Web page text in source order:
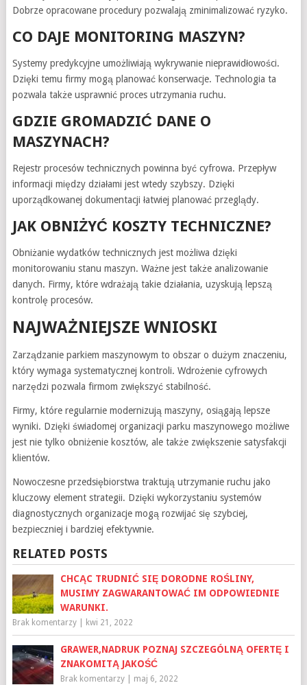
Dobrze opracowane procedury pozwalają zminimalizować ryzyko.
CO DAJE MONITORING MASZYN?
Systemy predykcyjne umożliwiają wykrywanie nieprawidłowości.
Dzięki temu firmy mogą planować konserwacje. Technologia ta
pozwala także usprawnić proces utrzymania ruchu.
GDZIE GROMADZIĆ DANE O
MASZYNACH?
Rejestr procesów technicznych powinna być cyfrowa. Przepływ
informacji między działami jest wtedy szybszy. Dzięki
uporządkowanej dokumentacji łatwiej planować przeglądy.
JAK OBNIŻYĆ KOSZTY TECHNICZNE?
Obniżanie wydatków technicznych jest możliwa dzięki
monitorowaniu stanu maszyn. Ważne jest także analizowanie
danych. Firmy, które wdrażają takie działania, uzyskują lepszą
kontrolę procesów.
NAJWAŻNIEJSZE WNIOSKI
Zarządzanie parkiem maszynowym to obszar o dużym znaczeniu,
który wymaga systematycznej kontroli. Wdrożenie cyfrowych
narzędzi pozwala firmom zwiększyć stabilność.
Firmy, które regularnie modernizują maszyny, osiągają lepsze
wyniki. Dzięki świadomej organizacji parku maszynowego możliwe
jest nie tylko obniżenie kosztów, ale także zwiększenie satysfakcji
klientów.
Nowoczesne przedsiębiorstwa traktują utrzymanie ruchu jako
kluczowy element strategii. Dzięki wykorzystaniu systemów
diagnostycznych organizacje mogą rozwijać się szybciej,
bezpieczniej i bardziej efektywnie.
RELATED POSTS
CHCĄC TRUDNIĆ SIĘ DORODNE ROŚLINY,
MUSIMY ZAGWARANTOWAĆ IM ODPOWIEDNIE
WARUNKI.
Brak komentarzy| kwi 21, 2022
GRAWER,NADRUK POZNAJ SZCZEGÓLNĄ OFERTĘ I
ZNAKOMITĄ JAKOŚĆ
Brak komentarzy| maj 6, 2022